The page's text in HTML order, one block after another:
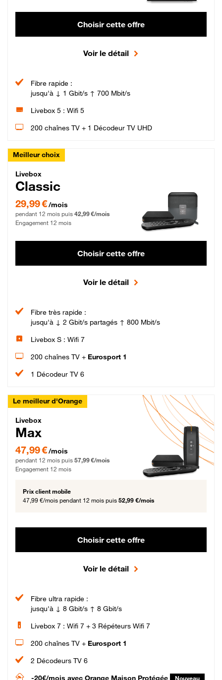
Choisir cette offre
Voir le détail
Fibre rapide :
jusqu'à ↓ 1 Gbit/s ↑ 700 Mbit/s
Livebox 5 : Wifi 5
200 chaînes TV + 1 Décodeur TV UHD
Meilleur choix
Livebox Classic Fibre
Livebox
Classic
29,99 € par mois pendant 12 mois puis 42,99 € par mois, Engagement 12 mois
29,99 €/mois
pendant 12 mois puis 42,99 €/mois
Engagement 12 mois
Choisir cette offre
Voir le détail
Fibre très rapide :
jusqu'à ↓ 2 Gbit/s partagés ↑ 800 Mbit/s
Livebox S : Wifi 7
200 chaînes TV + Eurosport 1
1 Décodeur TV 6
Le meilleur d'Orange
Livebox Max Fibre
Livebox
Max
47,99 € par mois pendant 12 mois puis 57,99 € par mois, Engagement 12 mois
47,99 €/mois
pendant 12 mois puis 57,99 €/mois
Engagement 12 mois
Prix client mobile
47,99 €/mois pendant 12 mois puis 52,99 €/mois
Choisir cette offre
Voir le détail
Fibre ultra rapide :
jusqu'à ↓ 8 Gbit/s ↑ 8 Gbit/s
Livebox 7 : Wifi 7 + 3 Répéteurs Wifi 7
200 chaînes TV + Eurosport 1
2 Décodeurs TV 6
-20€/mois avec Orange Maison Protégée Nouveau